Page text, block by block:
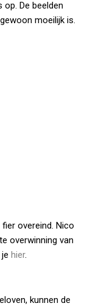
De beelden
moeilijk is.
overeind. Nico
overwinning van
hier.
kunnen de